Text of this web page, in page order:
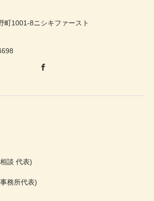
町1001-8ニシキファースト
談 代表)
務所代表)